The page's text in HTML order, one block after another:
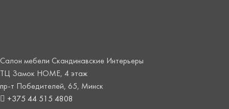
Салон мебели Скандинавские Интерьеры
ТЦ Замок HOME, 4 этаж
пр-т Победителей, 65, Минск
+375 44 515 4808